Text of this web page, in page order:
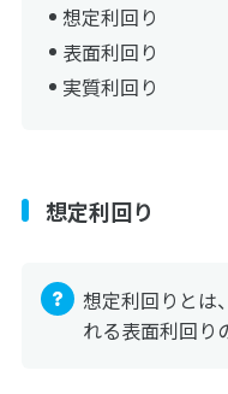
想定利回り
表面利回り
実質利回り
想定利回り
想定利回りとは
れる表面利回り